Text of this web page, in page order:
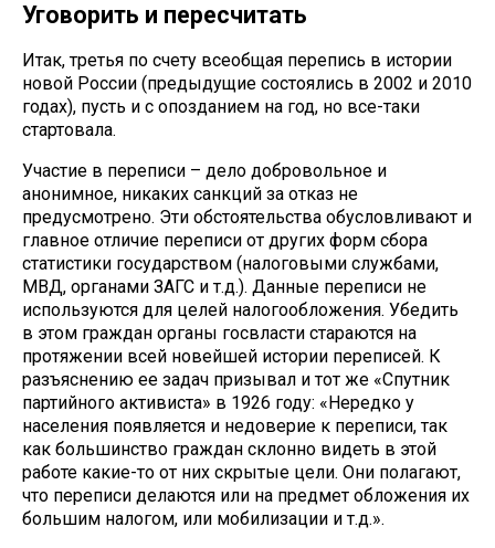
Уговорить и пересчитать
Итак, третья по счету всеобщая перепись в истории
новой России (предыдущие состоялись в 2002 и 2010
годах), пусть и с опозданием на год, но все-таки
стартовала.
Участие в переписи – дело добровольное и
анонимное, никаких санкций за отказ не
предусмотрено. Эти обстоятельства обусловливают и
главное отличие переписи от других форм сбора
статистики государством (налоговыми службами,
МВД, органами ЗАГС и т.д.). Данные переписи не
используются для целей налогообложения. Убедить
в этом граждан органы госвласти стараются на
протяжении всей новейшей истории переписей. К
разъяснению ее задач призывал и тот же «Спутник
партийного активиста» в 1926 году: «Нередко у
населения появляется и недоверие к переписи, так
как большинство граждан склонно видеть в этой
работе какие-то от них скрытые цели. Они полагают,
что переписи делаются или на предмет обложения их
большим налогом, или мобилизации и т.д.».